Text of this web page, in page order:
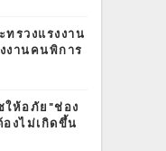
รวงแรงงาน
งานคนพิการ
ให้อภัย"ช่อง
งไม่เกิดขึ้น